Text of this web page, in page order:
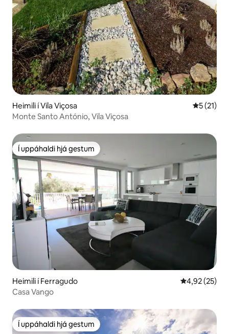
Heimili í Vila Viçosa 5 af 5 í
5 (21)
Monte Santo António, Vila Viçosa
Í uppáhaldi hjá gestum
Í uppáhaldi hjá gestum
Heimili í Ferragudo 4,92 af 5 í
4,92 (25)
Casa Vango
Í uppáhaldi hjá gestum
Í uppáhaldi hjá gestum